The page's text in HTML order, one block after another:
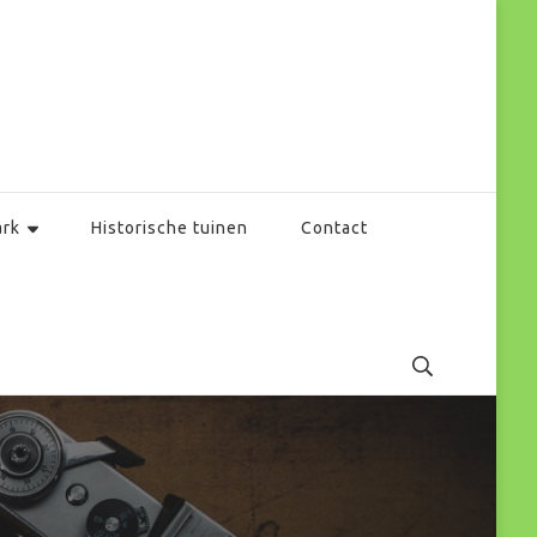
Historische tuinen Contact